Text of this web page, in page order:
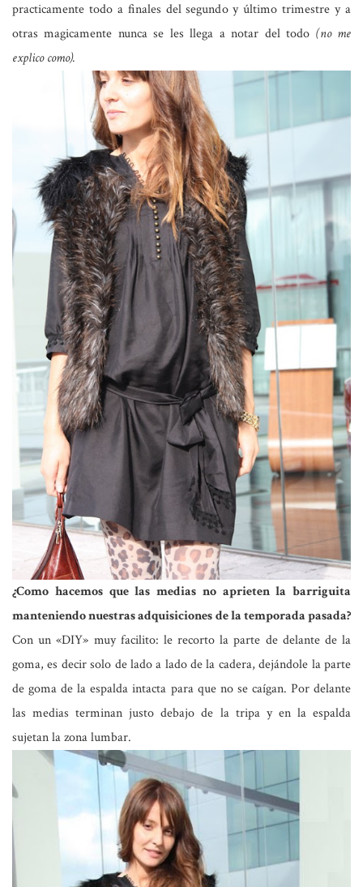
practicamente todo a finales del segundo y último trimestre y a
otras magicamente nunca se les llega a notar del todo (no me
explico como).
¿Como hacemos que las medias no aprieten la barriguita
manteniendo nuestras adquisiciones de la temporada pasada?
Con un «DIY» muy facilito: le recorto la parte de delante de la
goma, es decir solo de lado a lado de la cadera, dejándole la parte
de goma de la espalda intacta para que no se caígan. Por delante
las medias terminan justo debajo de la tripa y en la espalda
sujetan la zona lumbar.